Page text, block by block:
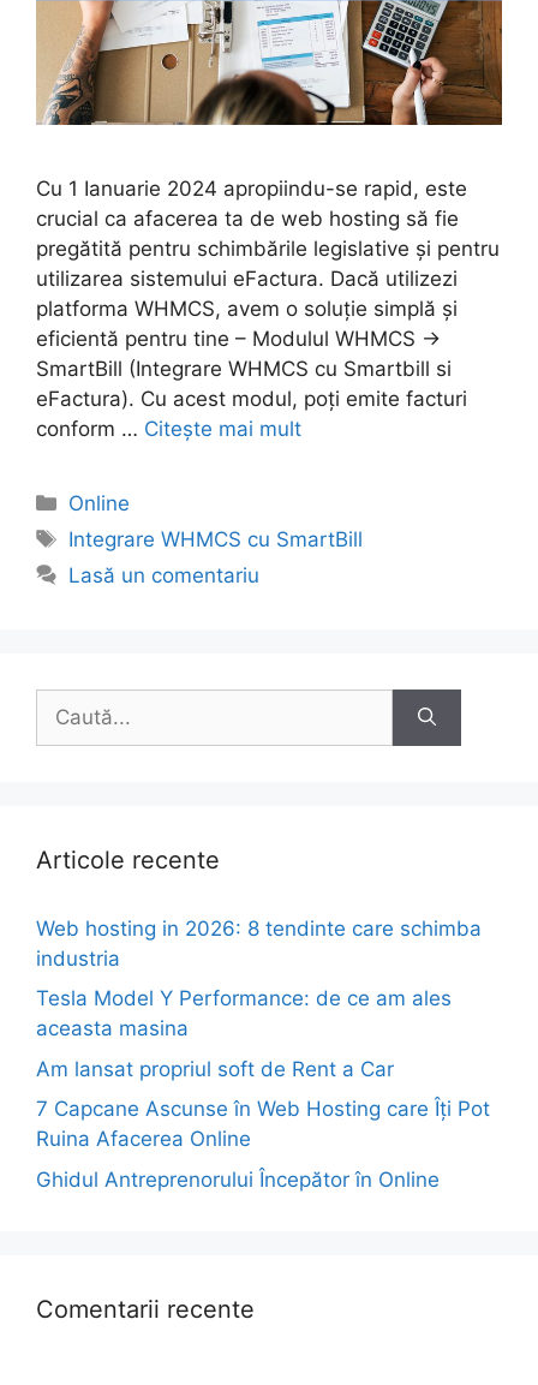
Cu 1 Ianuarie 2024 apropiindu-se rapid, este
crucial ca afacerea ta de web hosting să fie
pregătită pentru schimbările legislative și pentru
utilizarea sistemului eFactura. Dacă utilizezi
platforma WHMCS, avem o soluție simplă și
eficientă pentru tine – Modulul WHMCS ->
SmartBill (Integrare WHMCS cu Smartbill si
eFactura). Cu acest modul, poți emite facturi
conform … Citește mai mult
Categorii
Online
Etichete
Integrare WHMCS cu SmartBill
Lasă un comentariu
după:
Articole recente
Web hosting in 2026: 8 tendinte care schimba
industria
Tesla Model Y Performance: de ce am ales
aceasta masina
Am lansat propriul soft de Rent a Car
7 Capcane Ascunse în Web Hosting care Îți Pot
Ruina Afacerea Online
Ghidul Antreprenorului Începător în Online
Comentarii recente